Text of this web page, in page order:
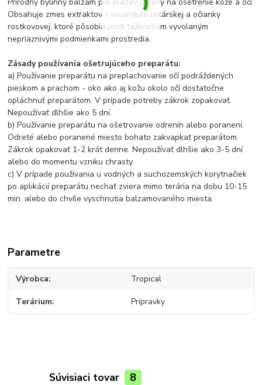
Prírodný bylinný balzam pre plazov určený na ošetrenie kože a očí.
Obsahuje zmes extraktov z levandule lekárskej a očianky
rostkovovej, ktoré pôsobia proti ťažkostiam vyvolaným
nepriaznivými podmienkami prostredia.
Zásady používania ošetrujúceho preparátu:
a) Používanie preparátu na preplachovanie očí podráždených
pieskom a prachom - oko ako aj kožu okolo očí dostatočne
opláchnuť preparátom. V prípade potreby zákrok zopakovať.
Nepoužívať dlhšie ako 5 dní.
b) Používanie preparátu na ošetrovanie odrenín alebo poranení.
Odreté alebo poranené miesto bohato zakvapkať preparátom.
Zákrok opakovať 1-2 krát denne. Nepoužívať dlhšie ako 3-5 dní
alebo do momentu vzniku chrasty.
c) V prípade používania u vodných a suchozemských korytnačiek
po aplikácií preparátu nechať zviera mimo terária na dobu 10-15
min. alebo do chvíle vyschnutia balzamovaného miesta.
Parametre
Výrobca Tropical
Terárium Prípravky
Súvisiaci tovar 8